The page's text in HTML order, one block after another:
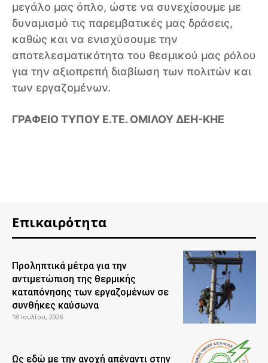
μεγάλο μας όπλο, ώστε να συνεχίσουμε με
δυναμισμό τις παρεμβατικές μας δράσεις,
καθώς και να ενισχύσουμε την
αποτελεσματικότητα του θεσμικού μας ρόλου
για την αξιοπρεπή διαβίωση των πολιτών και
των εργαζομένων.
ΓΡΑΦΕΙΟ ΤΥΠΟΥ Ε.ΤΕ. ΟΜΙΛΟΥ ΔΕΗ-ΚΗΕ
Επικαιρότητα
Προληπτικά μέτρα για την
αντιμετώπιση της θερμικής
καταπόνησης των εργαζομένων σε
συνθήκες καύσωνα
18 Ιουλίου, 2026
Ως εδώ με την ανοχή απέναντι στην